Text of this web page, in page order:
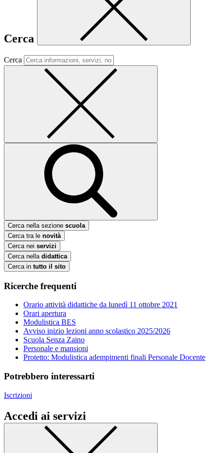
Cerca
Cerca
Cerca nella sezione scuola
Cerca tra le novità
Cerca nei servizi
Cerca nella didattica
Cerca in tutto il sito
Ricerche frequenti
Orario attività didattiche da lunedì 11 ottobre 2021
Orari apertura
Modulistica BES
Avviso inizio lezioni anno scolastico 2025/2026
Scuola Senza Zaino
Personale e mansioni
Protetto: Modulistica adempimenti finali Personale Docente
Potrebbero interessarti
Iscrizioni
Accedi ai servizi